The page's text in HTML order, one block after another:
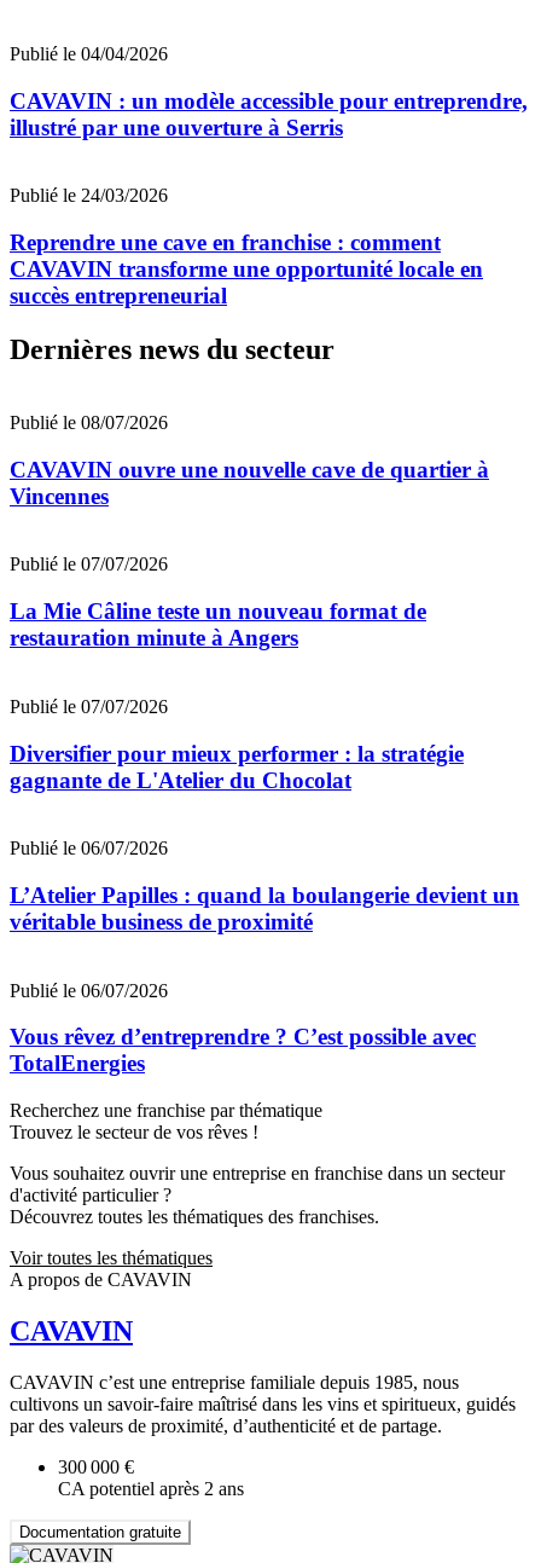
Publié le 04/04/2026
CAVAVIN : un modèle accessible pour entreprendre,
illustré par une ouverture à Serris
Publié le 24/03/2026
Reprendre une cave en franchise : comment
CAVAVIN transforme une opportunité locale en
succès entrepreneurial
Dernières news du secteur
Publié le 08/07/2026
CAVAVIN ouvre une nouvelle cave de quartier à
Vincennes
Publié le 07/07/2026
La Mie Câline teste un nouveau format de
restauration minute à Angers
Publié le 07/07/2026
Diversifier pour mieux performer : la stratégie
gagnante de L'Atelier du Chocolat
Publié le 06/07/2026
L’Atelier Papilles : quand la boulangerie devient un
véritable business de proximité
Publié le 06/07/2026
Vous rêvez d’entreprendre ? C’est possible avec
TotalEnergies
Recherchez une franchise par thématique
Trouvez le secteur de vos rêves !
Vous souhaitez ouvrir une entreprise en franchise dans un secteur
d'activité particulier ?
Découvrez toutes les thématiques des franchises.
Voir toutes les thématiques
A propos de CAVAVIN
CAVAVIN
CAVAVIN c’est une entreprise familiale depuis 1985, nous
cultivons un savoir-faire maîtrisé dans les vins et spiritueux, guidés
par des valeurs de proximité, d’authenticité et de partage.
300 000 €
CA potentiel après 2 ans
Documentation gratuite